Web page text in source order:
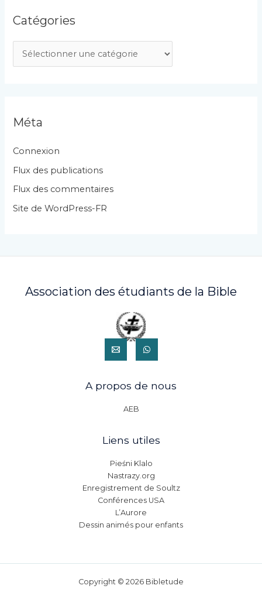
Catégories
a
g
r
i
e
Méta
Connexion
Flux des publications
Flux des commentaires
Site de WordPress-FR
Association des étudiants de la Bible
A propos de nous
AEB
Liens utiles
Pieśni Klalo
Nastrazy.org
Enregistrement de Soultz
Conférences USA
L’Aurore
Dessin animés pour enfants
Copyright © 2026 Bibletude